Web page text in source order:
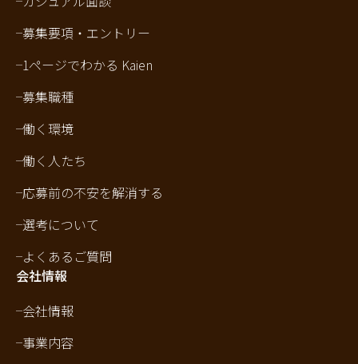
募集要項・エントリー
1ページでわかる Kaien
募集職種
働く環境
働く人たち
応募前の不安を解消する
選考について
よくあるご質問
会社情報
会社情報
事業内容